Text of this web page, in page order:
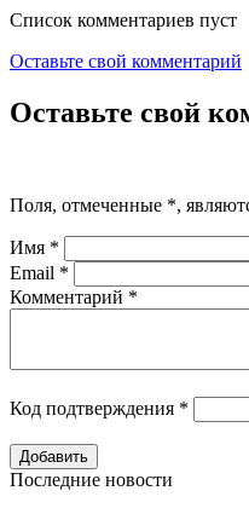
Список комментариев пуст
Оставьте свой комментарий
Оставьте свой
Поля, отмеченные *,
Имя *
Email *
Комментарий *
Код подтверждения *
Последние новости